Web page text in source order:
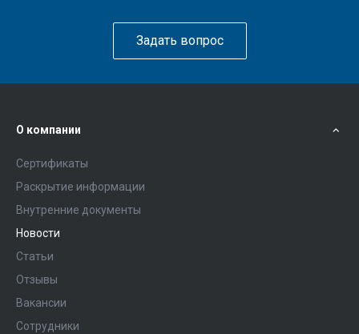
Задать вопрос
О компании
Сертификаты
Раскрытие информации
Внутренние документы
Новости
Статьи
Отзывы
Вакансии
Сотрудники